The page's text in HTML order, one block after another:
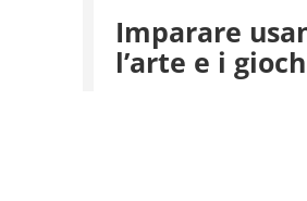
Imparare
l’arte e i